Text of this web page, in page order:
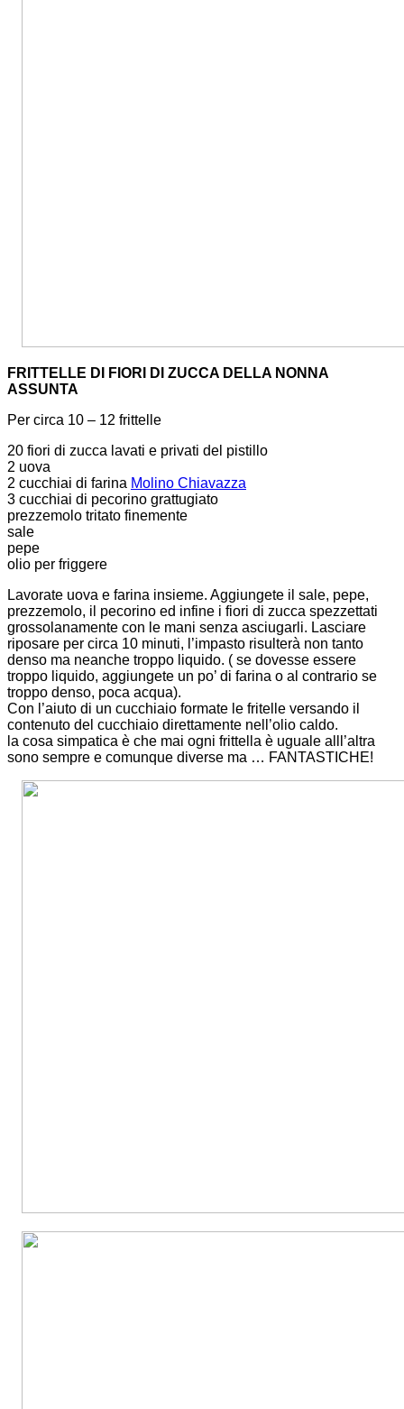
FRITTELLE DI FIORI DI ZUCCA DELLA NONNA
ASSUNTA
Per circa 10 – 12 frittelle
20 fiori di zucca lavati e privati del pistillo
2 uova
2 cucchiai di farina Molino Chiavazza
3 cucchiai di pecorino grattugiato
prezzemolo tritato finemente
sale
pepe
olio per friggere
Lavorate uova e farina insieme. Aggiungete il sale, pepe,
prezzemolo, il pecorino ed infine i fiori di zucca spezzettati
grossolanamente con le mani senza asciugarli. Lasciare
riposare per circa 10 minuti, l’impasto risulterà non tanto
denso ma neanche troppo liquido. ( se dovesse essere
troppo liquido, aggiungete un po’ di farina o al contrario se
troppo denso, poca acqua).
Con l’aiuto di un cucchiaio formate le fritelle versando il
contenuto del cucchiaio direttamente nell’olio caldo.
la cosa simpatica è che mai ogni frittella è uguale alll’altra
sono sempre e comunque diverse ma … FANTASTICHE!